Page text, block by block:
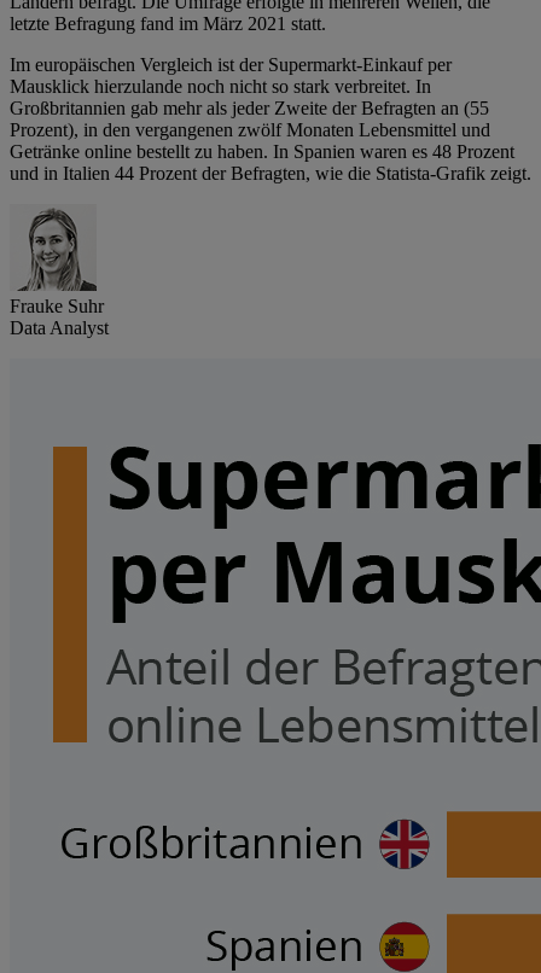
letzte Befragung fand im März 2021 statt.
Im europäischen Vergleich ist der Supermarkt-Einkauf per
Mausklick hierzulande noch nicht so stark verbreitet. In
Großbritannien gab mehr als jeder Zweite der Befragten an (55
Prozent), in den vergangenen zwölf Monaten Lebensmittel und
Getränke online bestellt zu haben. In Spanien waren es 48 Prozent
und in Italien 44 Prozent der Befragten, wie die Statista-Grafik zeigt.
Frauke Suhr
Data Analyst